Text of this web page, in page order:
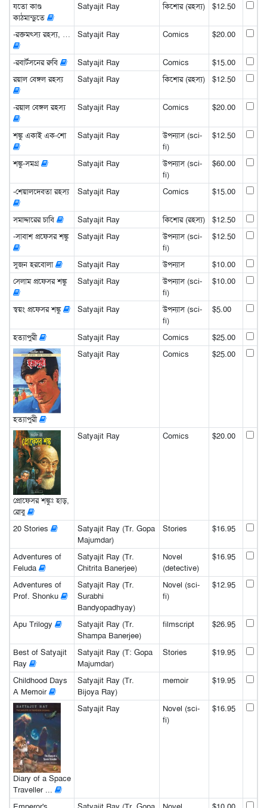
যতো কাণ্ড
কাঠমান্ডুতে
Satyajit Ray কিশোর (রহস্য) $12.50
-রক্তমৎস্য রহস্য, … Satyajit Ray Comics $20.00
-রবার্টসনের রুবি Satyajit Ray Comics
$15.00
রয়াল বেঙ্গল রহস্য
Satyajit Ray কিশোর (রহস্য) $12.50
-রয়াল বেঙ্গল রহস্য Satyajit Ray Comics $20.00
শঙ্কু একাই এক-শো Satyajit Ray
উপন্যাস (sci-
fi)
$12.50
শঙ্কু-সমগ্র Satyajit Ray
উপন্যাস (sci-
fi)
$60.00
-শেয়ালদেবতা রহস্য Satyajit Ray Comics $15.00
সমাদ্দারের চাবি Satyajit Ray কিশোর (রহস্য)
$12.50
-সাবাশ প্রফেসর শঙ্কু
Satyajit Ray
উপন্যাস (sci-
fi)
$12.50
সুজন হরবোলা Satyajit Ray উপন্যাস
$10.00
সেলাম প্রফেসর শঙ্কু
Satyajit Ray
উপন্যাস (sci-
fi)
$10.00
স্বয়ং প্রফেসর শঙ্কু Satyajit Ray
উপন্যাস (sci-
fi)
$5.00
হত্যাপুরী Satyajit Ray Comics $25.00
হত্যাপুরী
Satyajit Ray Comics $25.00
প্রোফেসর শঙ্কুঃ হাড়,
রোবু
Satyajit Ray Comics $20.00
20 Stories
Satyajit Ray (Tr. Gopa
Majumdar)
Stories $16.95
Adventures of
Feluda
Satyajit Ray (Tr.
Chitrita Banerjee)
Novel
(detective)
$16.95
Adventures of
Prof. Shonku
Satyajit Ray (Tr.
Surabhi
Bandyopadhyay)
Novel (sci-
fi)
$12.95
Apu Trilogy
Satyajit Ray (Tr.
Shampa Banerjee)
filmscript $26.95
Best of Satyajit
Ray
Satyajit Ray (T: Gopa
Majumdar)
Stories $19.95
Childhood Days
A Memoir
Satyajit Ray (Tr.
Bijoya Ray)
memoir $19.95
Diary of a Space
Traveller ...
Satyajit Ray
Novel (sci-
fi)
$16.95